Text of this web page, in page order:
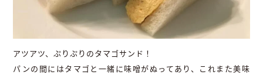
アツアツ、ぷりぷりのタマゴサンド！
パンの間にはタマゴと一緒に味噌がぬってあり、これまた美味